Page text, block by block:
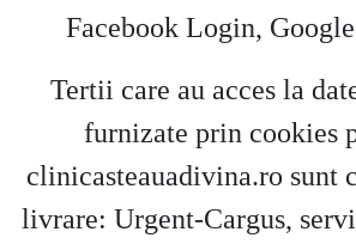
Facebook Login,
Tertii care au acces la
furnizate prin cookies
clinicasteauadivina.ro sunt
livrare: Urgent-Cargus,